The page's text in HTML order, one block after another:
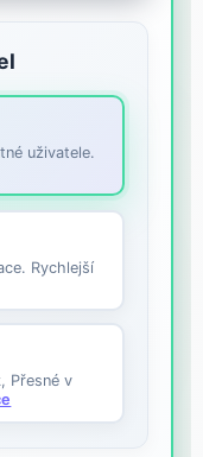
uživatele.
Rychlejší
Přesné v